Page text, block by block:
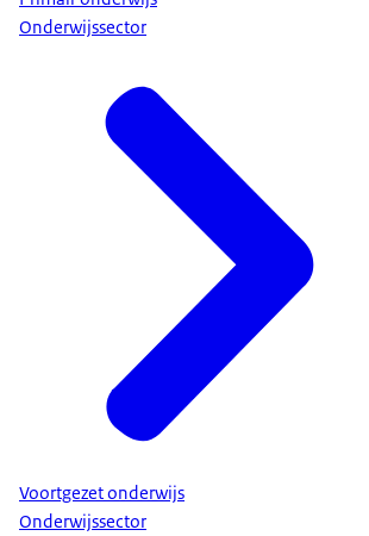
Onderwijssector
Voortgezet onderwijs
Onderwijssector